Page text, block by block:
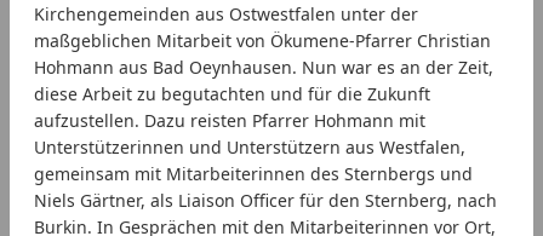
Kirchengemeinden aus Ostwestfalen unter der
maßgeblichen Mitarbeit von Ökumene-Pfarrer Christian
Hohmann aus Bad Oeynhausen. Nun war es an der Zeit,
diese Arbeit zu begutachten und für die Zukunft
aufzustellen. Dazu reisten Pfarrer Hohmann mit
Unterstützerinnen und Unterstützern aus Westfalen,
gemeinsam mit Mitarbeiterinnen des Sternbergs und
Niels Gärtner, als Liaison Officer für den Sternberg, nach
Burkin. In Gesprächen mit den Mitarbeiterinnen vor Ort,